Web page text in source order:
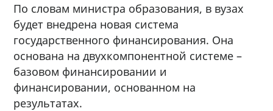
По словам министра образования, в вузах
будет внедрена новая система
государственного финансирования. Она
основана на двухкомпонентной системе –
базовом финансировании и
финансировании, основанном на
результатах.